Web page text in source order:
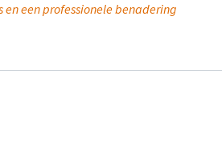
en een professionele benadering